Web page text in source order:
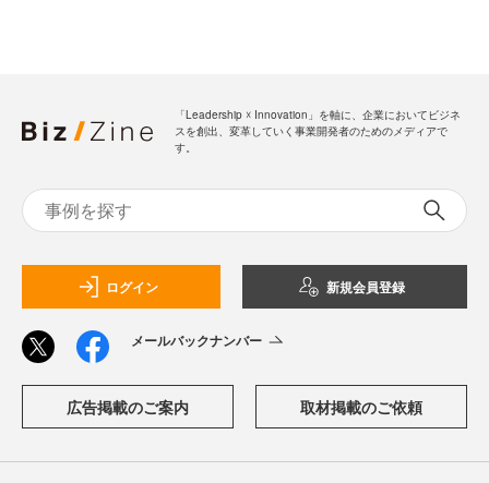
「Leadership ☓ Innovation」を軸に、企業においてビジネ
スを創出、変革していく事業開発者のためのメディアで
す。
ログイン 新規会員登録
メールバックナンバー
広告掲載のご案内 取材掲載のご依頼